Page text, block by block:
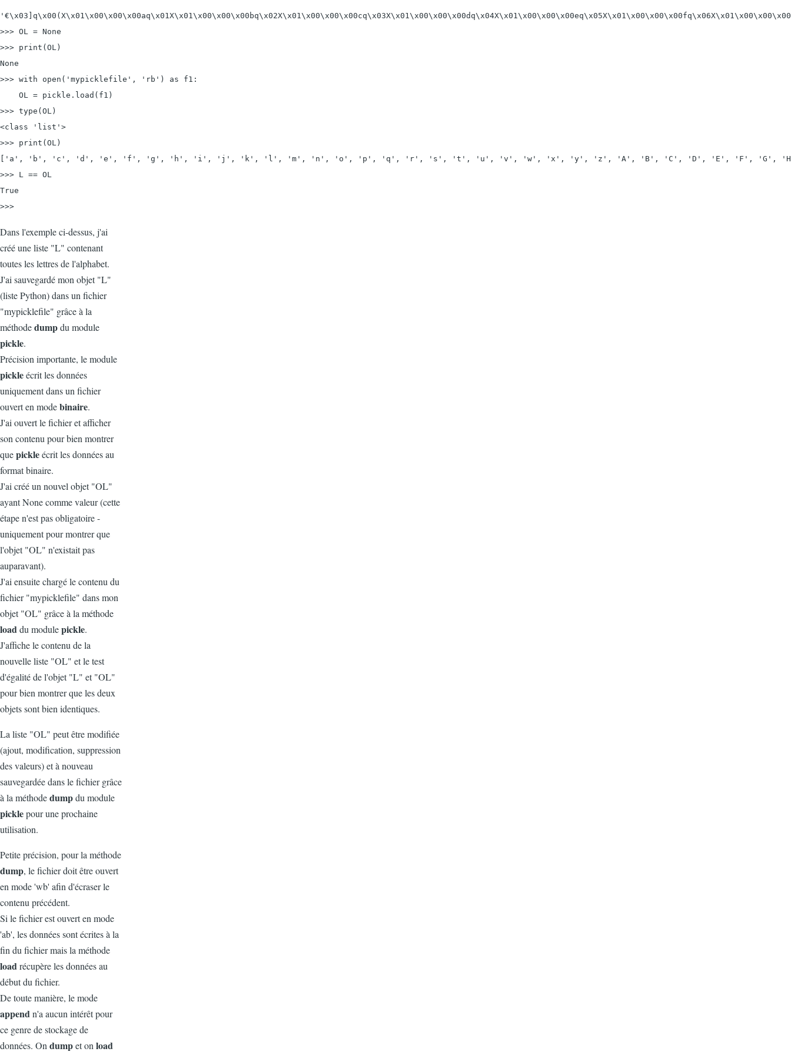
>>> OL = None
>>> print(OL)
None
>>> with open('mypicklefile', 'rb') as f1:
    OL = pickle.load(f1)
>>> type(OL)
<class 'list'>
>>> print(OL)
['a', 'b', 'c', 'd', 'e', 'f', 'g', 'h', 'i', 'j', 'k', 'l', 'm', 'n', 'o', 'p', 'q', 'r', 's', 't', 'u', 'v', 'w', 'x', 'y', 'z', 'A', 'B', 'C', 'D', 'E', 'F', 'G', 'H',
>>> L == OL
True
>>>
Dans l'exemple ci-dessus, j'ai
créé une liste "L" contenant
toutes les lettres de l'alphabet.
J'ai sauvegardé mon objet "L"
(liste Python) dans un fichier
"mypicklefile" grâce à la
méthodedumpdu module
pickle.
Précision importante, le module
pickleécrit les données
uniquement dans un fichier
ouvert en modebinaire.
J'ai ouvert le fichier et afficher
son contenu pour bien montrer
quepickleécrit les données au
format binaire.
J'ai créé un nouvel objet "OL"
ayant None comme valeur (cette
étape n'est pas obligatoire -
uniquement pour montrer que
l'objet "OL" n'existait pas
auparavant).
J'ai ensuite chargé le contenu du
fichier "mypicklefile" dans mon
objet "OL" grâce à la méthode
loaddu modulepickle.
J'affiche le contenu de la
nouvelle liste "OL" et le test
d'égalité de l'objet "L" et "OL"
pour bien montrer que les deux
objets sont bien identiques.
La liste "OL" peut être modifiée
(ajout, modification, suppression
des valeurs) et à nouveau
sauvegardée dans le fichier grâce
à la méthodedumpdu module
picklepour une prochaine
utilisation.
Petite précision, pour la méthode
dump, le fichier doit être ouvert
en mode 'wb' afin d'écraser le
contenu précédent.
Si le fichier est ouvert en mode
'ab', les données sont écrites à la
fin du fichier mais la méthode
loadrécupère les données au
début du fichier.
De toute manière, le mode
appendn'a aucun intérêt pour
ce genre de stockage de
données. On dumpet on load